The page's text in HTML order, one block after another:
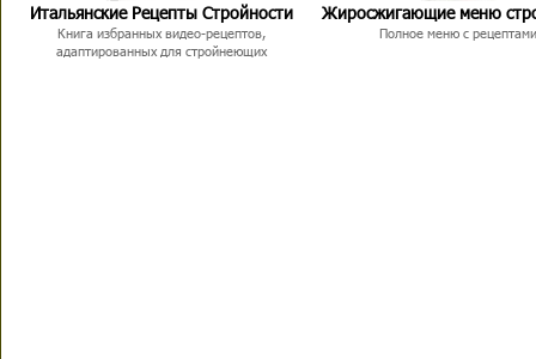
Итальянские Рецепты Стройности
Книга избранных видео-рецептов,
адаптированных для стройнеющих
Жиросжигающие меню
Полное меню с рецептами